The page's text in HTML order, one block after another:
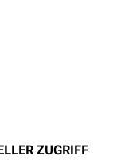
ZUGRIFF